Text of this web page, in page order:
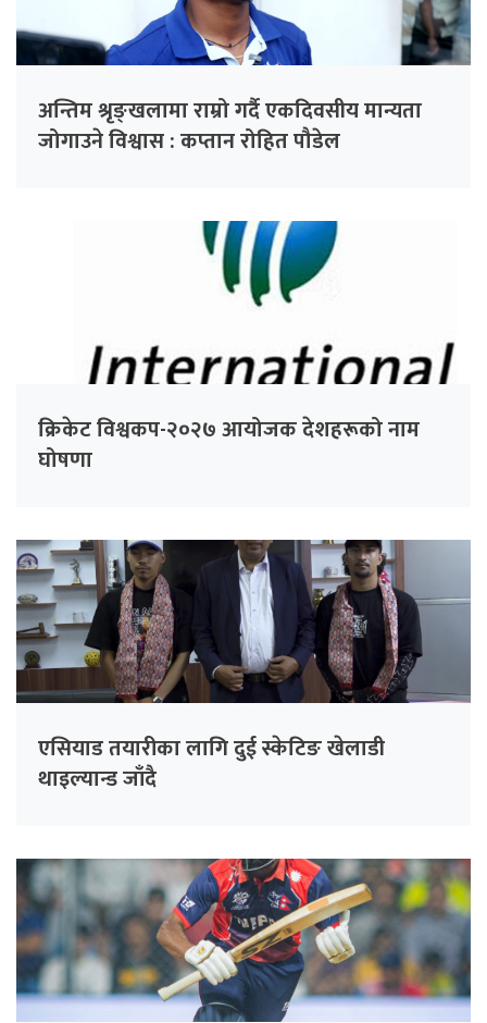
अन्तिम श्रृङ्खलामा राम्रो गर्दै एकदिवसीय मान्यता
जोगाउने विश्वास : कप्तान रोहित पौडेल
क्रिकेट विश्वकप-२०२७ आयोजक देशहरूको नाम
घोषणा
एसियाड तयारीका लागि दुई स्केटिङ खेलाडी
थाइल्यान्ड जाँदै